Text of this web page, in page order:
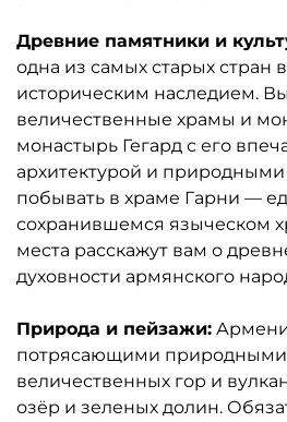
Древние памятники и
одна из самых старых стран
историческим наследием.
величественные храмы и
монастырь Гегард с его
архитектурой и
побывать в храме Гарни —
сохранившемся языческом
места расскажут вам о
духовности армянского
Природа и пейзажи:
потрясающими природными
величественных гор и
озёр и зеленых долин.